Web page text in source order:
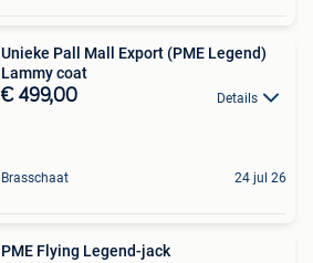
Unieke Pall Mall Export (PME Legend)
Lammy coat
€ 499,00 Details
Brasschaat 24 jul 26
PME Flying Legend-jack